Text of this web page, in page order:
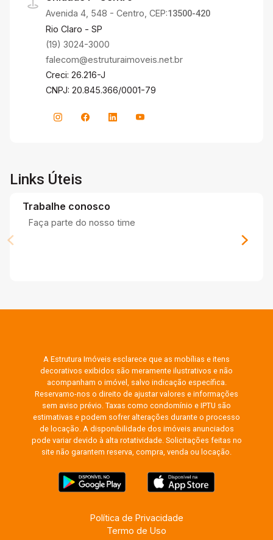
Avenida 4, 548 - Centro, CEP:13500-420
Rio Claro - SP
(19) 3024-3000
falecom@estruturaimoveis.net.br
Creci: 26.216-J
CNPJ: 20.845.366/0001-79
Links Úteis
Trabalhe conosco
Faça parte do nosso time
A Estrutura Imóveis esclarece que as mobílias e itens
decorativos exibidos são meramente ilustrativos e não
acompanham o imóvel, salvo indicação específica.
Reservamo-nos o direito de ajustar valores e informações
sem aviso prévio. Taxas como condomínio e IPTU são
estimativas e podem sofrer alterações durante o processo
de locação. A disponibilidade dos imóveis anunciados
pode variar devido à alta rotatividade. Solicitações feitas no
site não garantem reserva, compra, venda ou locação.
Política de Privacidade
Termo de Uso